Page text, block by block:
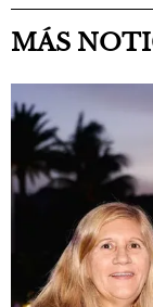
MÁS